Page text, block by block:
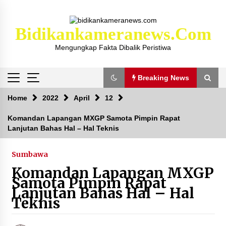
Bidikankameranews.com
Mengungkap Fakta Dibalik Peristiwa
Breaking News
Breaking News
Kejaksaan KSB Mulai Lidik Mafia Tanah Desa
Sekongkang Bawah
2 tahun ago
Laporan Dugaan Pencabulan di Desa Sepayung
Kec. Plampang, Polres Sumbawa Pastikan
Proses Penyelidikan Berjalan Maksimal
4 minggu ago
Home 2022 April 12
Komandan Lapangan MXGP Samota Pimpin Rapat
Lanjutan Bahas Hal – Hal Teknis
Sumbawa
Komandan Lapangan MXGP
Samota Pimpin Rapat
Lanjutan Bahas Hal – Hal
Teknis